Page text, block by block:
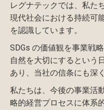
レグナテックでは、私た
現代社会における持続可
を認識しています。
SDGs の価値観を事業戦
自然を大切にするという
あり、当社の信条にも深
私たちは、今後の事業活
略的経営プロセスに体系